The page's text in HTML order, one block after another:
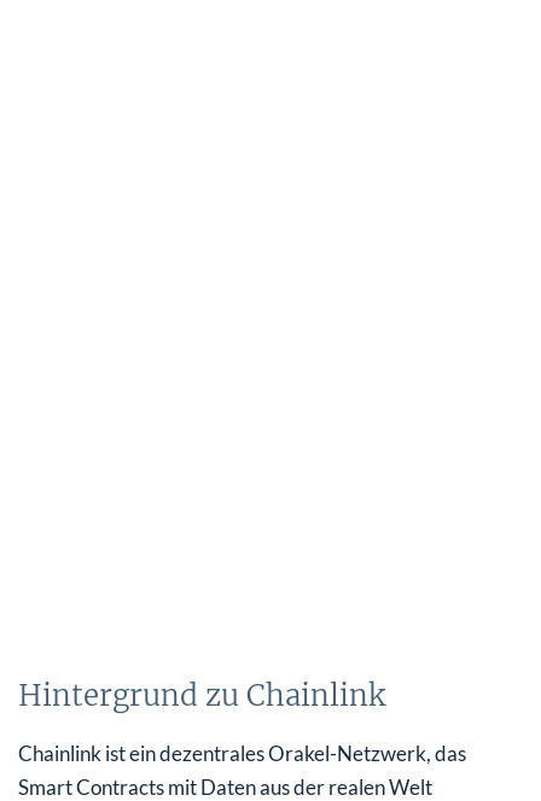
Hintergrund zu Chainlink
Chainlink ist ein dezentrales Orakel-Netzwerk, das
Smart Contracts mit Daten aus der realen Welt